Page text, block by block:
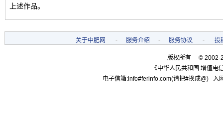
上述作品。
关于中肥网 - 服务介绍 - 服务协议 - 投
版权所有 © 2002-
《中华人民共和国 增值电
电子信箱:info#ferinfo.com(请把#换成@)